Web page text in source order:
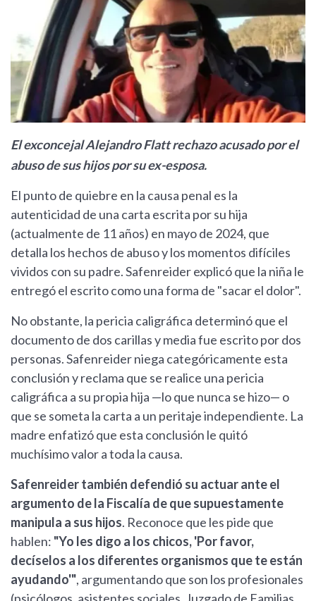
El exconcejal Alejandro Flatt rechazo acusado por el
abuso de sus hijos por su ex-esposa.
El punto de quiebre en la causa penal es la
autenticidad de una carta escrita por su hija
(actualmente de 11 años) en mayo de 2024, que
detalla los hechos de abuso y los momentos difíciles
vividos con su padre. Safenreider explicó que la niña le
entregó el escrito como una forma de "sacar el dolor".
No obstante, la pericia caligráfica determinó que el
documento de dos carillas y media fue escrito por dos
personas. Safenreider niega categóricamente esta
conclusión y reclama que se realice una pericia
caligráfica a su propia hija —lo que nunca se hizo— o
que se someta la carta a un peritaje independiente. La
madre enfatizó que esta conclusión le quitó
muchísimo valor a toda la causa.
Safenreider también defendió su actuar ante el
argumento de la Fiscalía de que supuestamente
manipula a sus hijos. Reconoce que les pide que
hablen: "Yo les digo a los chicos, 'Por favor,
decíselos a los diferentes organismos que te están
ayudando'", argumentando que son los profesionales